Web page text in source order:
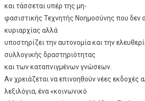
και τάσσεται υπέρ της μη-
φασιστικής Τεχνητής Νοημοσύνης που δεν
κυριαρχίας αλλά
υποστηρίζει την αυτονομία και την
συλλογικής δραστηριότητας
και των καταπνιγμένων γνώσεων.
Αν χρειάζεται να επινοηθούν νέες εκδοχές
λεξιλόγια, ένα «κοινωνικό